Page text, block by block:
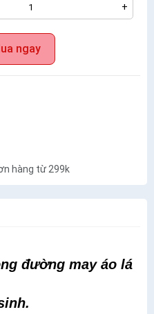
+
ngay
hàng từ 299k
đường may áo lá